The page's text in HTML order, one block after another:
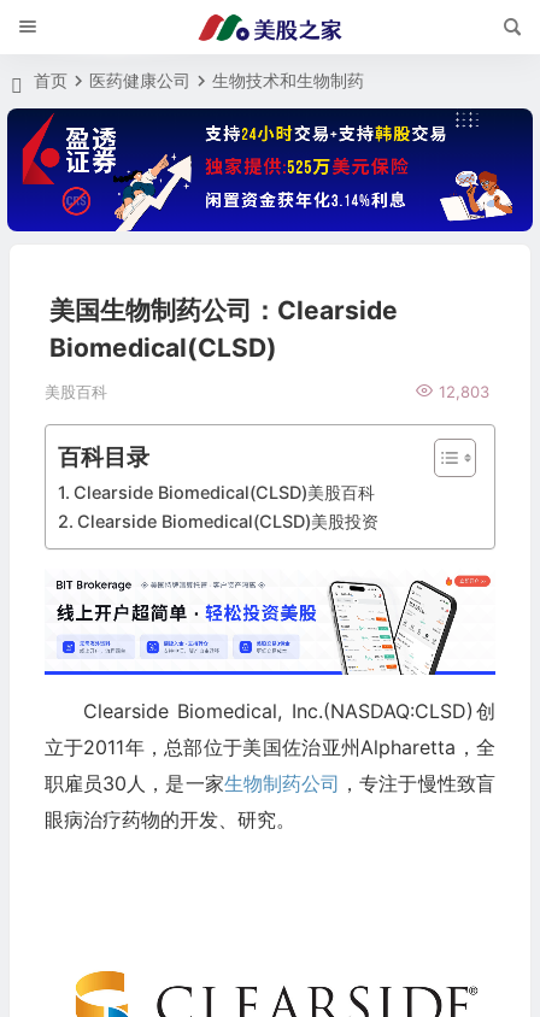
首页 医药健康公司 生物技术和生物制药
美国生物制药公司：Clearside
Biomedical(CLSD)
美股百科 12,803
百科目录
Clearside Biomedical(CLSD)美股百科
Clearside Biomedical(CLSD)美股投资
Clearside Biomedical, Inc.(NASDAQ:CLSD)创
立于2011年，总部位于美国佐治亚州Alpharetta，全
职雇员30人，是一家生物制药公司 ，专注于慢性致盲
眼病治疗药物的开发、研究。